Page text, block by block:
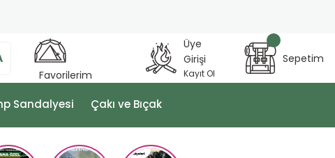
Favorilerim
Üye
Girişi
Kayıt Ol
Sepetim
Sandalyesi Çakı ve Bıçak